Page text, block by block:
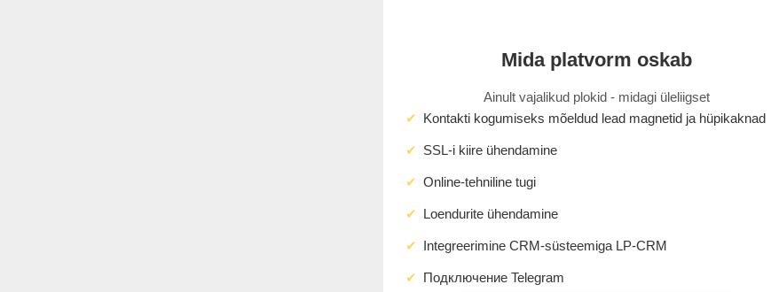
Mida platvorm oskab
Ainult vajalikud plokid - midagi üleliigset
Kontakti kogumiseks mõeldud lead magnetid ja hüpikaknad
SSL-i kiire ühendamine
Online-tehniline tugi
Loendurite ühendamine
Integreerimine CRM-süsteemiga LP-CRM
Подключение Telegram